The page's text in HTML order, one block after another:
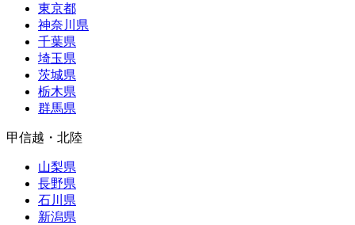
東京都
神奈川県
千葉県
埼玉県
茨城県
栃木県
群馬県
甲信越・北陸
山梨県
長野県
石川県
新潟県